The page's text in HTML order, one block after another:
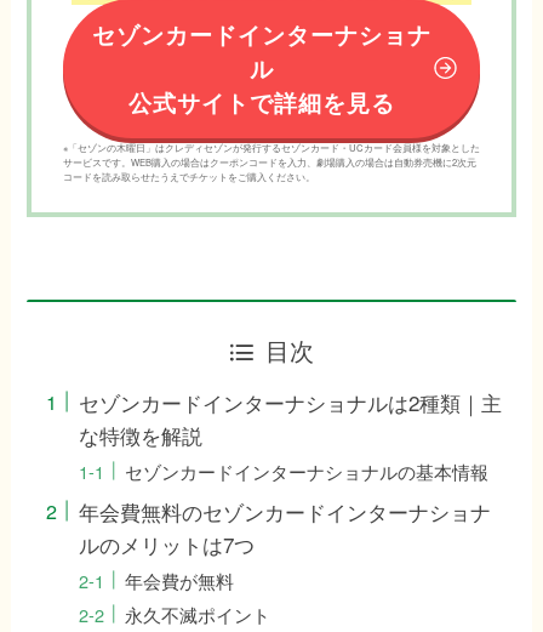
セゾンカードインターナショナ
ル
公式サイトで詳細を見る
※「セゾンの木曜日」はクレディセゾンが発行するセゾンカード・UCカード会員様を対象とした
サービスです。WEB購入の場合はクーポンコードを入力、劇場購入の場合は自動券売機に2次元
コードを読み取らせたうえでチケットをご購入ください。
目次
セゾンカードインターナショナルは2種類｜主
な特徴を解説
セゾンカードインターナショナルの基本情報
年会費無料のセゾンカードインターナショナ
ルのメリットは7つ
年会費が無料
永久不滅ポイント